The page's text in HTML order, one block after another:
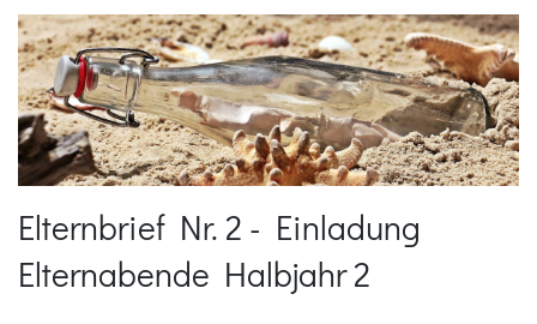
Elternbrief Nr. 2 - Einladung
Elternabende Halbjahr 2